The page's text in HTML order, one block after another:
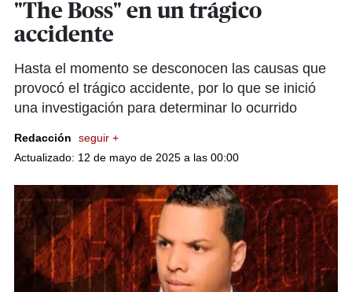
"The Boss" en un trágico
accidente
Hasta el momento se desconocen las causas que
provocó el trágico accidente, por lo que se inició
una investigación para determinar lo ocurrido
Redacción
seguir +
Actualizado: 12 de mayo de 2025 a las 00:00